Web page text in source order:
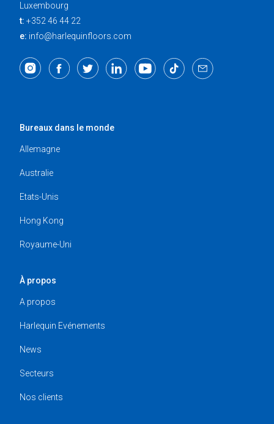
Luxembourg
t: +352 46 44 22
e: info@harlequinfloors.com
Bureaux dans le monde
Allemagne
Australie
Etats-Unis
Hong Kong
Royaume-Uni
À propos
A propos
Harlequin Evénements
News
Secteurs
Nos clients